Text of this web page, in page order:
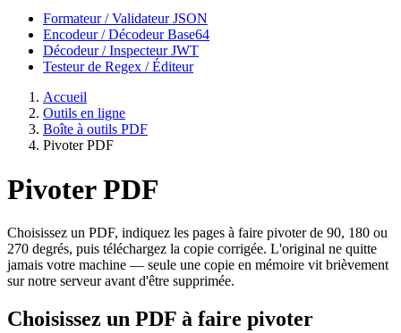
Formateur / Validateur JSON
Encodeur / Décodeur Base64
Décodeur / Inspecteur JWT
Testeur de Regex / Éditeur
Accueil
Outils en ligne
Boîte à outils PDF
Pivoter PDF
Pivoter PDF
Choisissez un PDF, indiquez les pages à faire pivoter de 90, 180 ou
270 degrés, puis téléchargez la copie corrigée. L'original ne quitte
jamais votre machine — seule une copie en mémoire vit brièvement
sur notre serveur avant d'être supprimée.
Choisissez un PDF à faire pivoter